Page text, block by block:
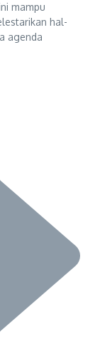
mampu
hal-
agenda